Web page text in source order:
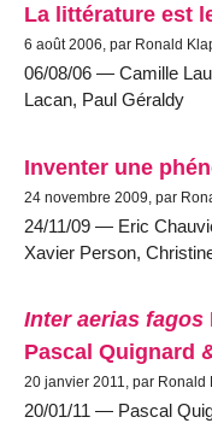
La littérature est
6 août 2006, par Ronald
06/08/06 — Camille
Lacan, Paul Géraldy
Inventer une
24 novembre 2009, par
24/11/09 — Eric
Xavier Person,
Inter aerias fagos
Pascal Quignard
20 janvier 2011, par Ronald
20/01/11 — Pascal